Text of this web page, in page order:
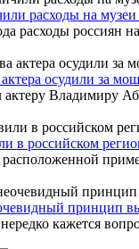
расходы на
расходы россиян
осудили за
актеру Владимиру
в российском
принцип
кажется